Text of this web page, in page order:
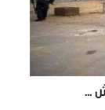
...